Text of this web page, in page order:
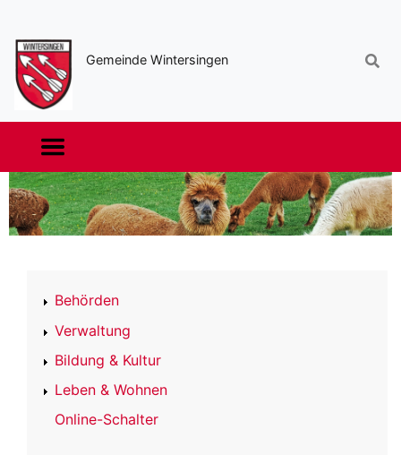
Gemeinde Wintersingen
Navigation
Online-
Schalter
Behörden
Verwaltung
Bildung & Kultur
Leben & Wohnen
Online-Schalter